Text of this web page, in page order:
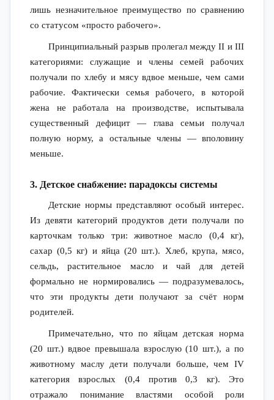
лишь незначительное преимущество по сравнению
со статусом «просто рабочего».
Принципиальный разрыв пролегал между II и III
категориями: служащие и члены семей рабочих
получали по хлебу и мясу вдвое меньше, чем сами
рабочие. Фактически семья рабочего, в которой
жена не работала на производстве, испытывала
существенный дефицит — глава семьи получал
полную норму, а остальные члены — вполовину
меньше.
3. Детское снабжение: парадоксы системы
Детские нормы представляют особый интерес.
Из девяти категорий продуктов дети получали по
карточкам только три: животное масло (0,4 кг),
сахар (0,5 кг) и яйца (20 шт.). Хлеб, крупа, мясо,
сельдь, растительное масло и чай для детей
формально не нормировались — подразумевалось,
что эти продукты дети получают за счёт норм
родителей.
Примечательно, что по яйцам детская норма
(20 шт.) вдвое превышала взрослую (10 шт.), а по
животному маслу дети получали больше, чем IV
категория взрослых (0,4 против 0,3 кг). Это
отражало понимание властями особой роли